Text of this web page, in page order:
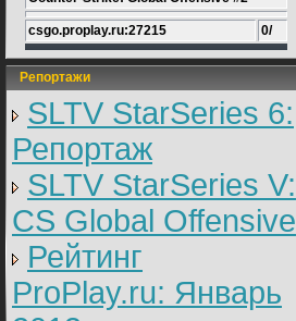
csgo.proplay.ru:27215 0/
Репортажи
SLTV StarSeries 6:
Репортаж
SLTV StarSeries V:
CS Global Offensive
Рейтинг
ProPlay.ru: Январь